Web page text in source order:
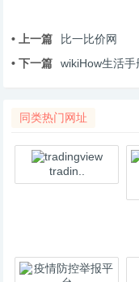
• 上一篇
比一比价网
• 下一篇
wikiHow生活手
同类热门网址
tradin..